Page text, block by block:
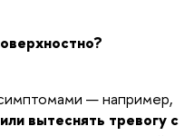
— например,
вытеснять тревогу с